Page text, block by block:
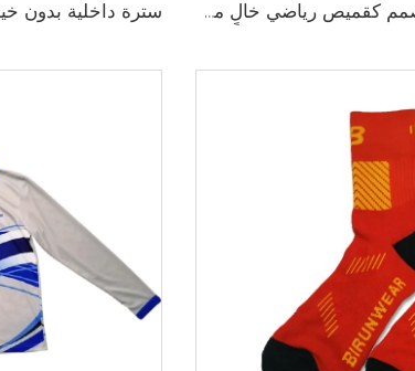
تيشيرت بدون خياطة مصمم كقميص رياضي خالٍ من الاحتكاك لتحقيق أقصى درجات الراحة والأداء